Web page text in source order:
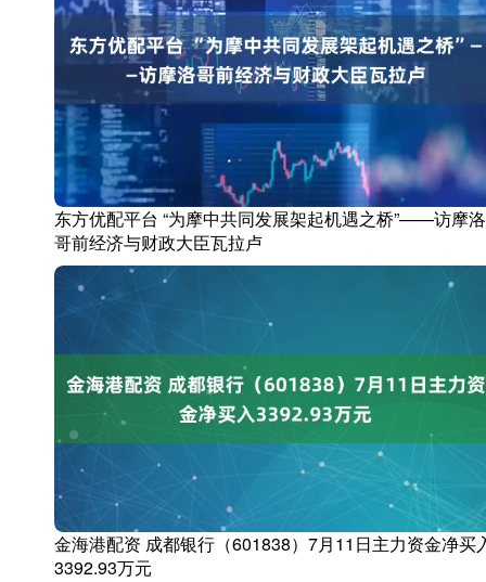
东方优配平台 “为摩中共同发展架起机遇之桥”——访摩洛
哥前经济与财政大臣瓦拉卢
金海港配资 成都银行（601838）7月11日主力资金净买
3392.93万元